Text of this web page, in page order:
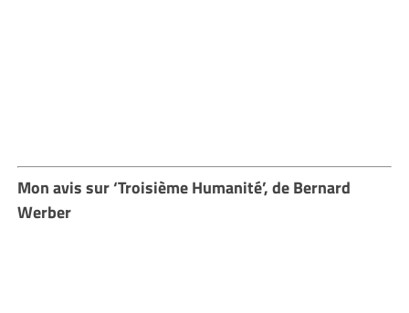
Mon avis sur ‘Troisième Humanité’, de Bernard
Werber